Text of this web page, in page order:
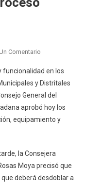
ComentarioEn
Consejo
General
Lineamientos
Para
La
Equipamiento
Y
Desocupación
funcionalidad en los
y Distritales
General del
aprobó hoy los
equipamiento y
la Consejera
Moya precisó que
deberá desdoblar a